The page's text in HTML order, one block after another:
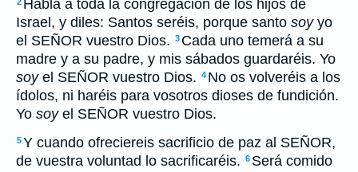
Habla a toda la congregación de los hijos de
Israel, y diles: Santos seréis, porque santo soyyo
el SEÑOR vuestro Dios. 3 Cada uno temerá a su
madre y a su padre, y mis sábados guardaréis. Yo
soyel SEÑOR vuestro Dios. 4 No os volveréis a los
ídolos, ni haréis para vosotros dioses de fundición.
Yo soyel SEÑOR vuestro Dios.
5Y cuando ofreciereis sacrificio de paz al SEÑOR,
de vuestra voluntad lo sacrificaréis. 6 Será comido